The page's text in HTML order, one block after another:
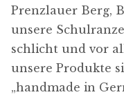
Prenzlauer Berg,
unsere
schlicht und vor
unsere Produkte
„handmade in